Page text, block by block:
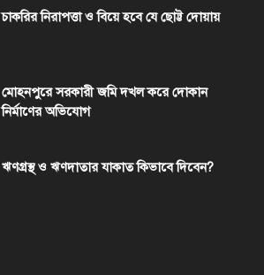
চাকরির নিরাপত্তা ও বিয়ে হবে যে ছোট্ট দোয়ায়
মোহনপুরে সরকারী জমি দখল করে দোকান
নির্মাণের অভিযোগ
ঋণগ্রস্থ ও ঋণদাতার যাকাত কিভাবে দিবেন?